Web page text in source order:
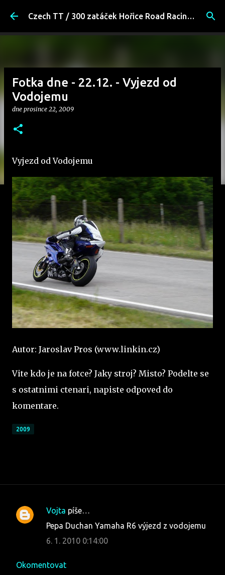
Přeskočit na hlavní obsah Czech TT / 300 zatáček Hořice Road Racing Fans
Fotka dne - 22.12. - Vyjezd od
Vodojemu
dne prosince 22, 2009
Vyjezd od Vodojemu
Autor: Jaroslav Pros (www.linkin.cz)
Vite kdo je na fotce? Jaky stroj? Misto? Podelte se
s ostatnimi ctenari, napiste odpoved do
komentare.
2009
K
e
Vojta píše…
Pepa Duchan Yamaha R6 výjezd z vodojemu
6. 1. 2010 0:14:00
Okomentovat